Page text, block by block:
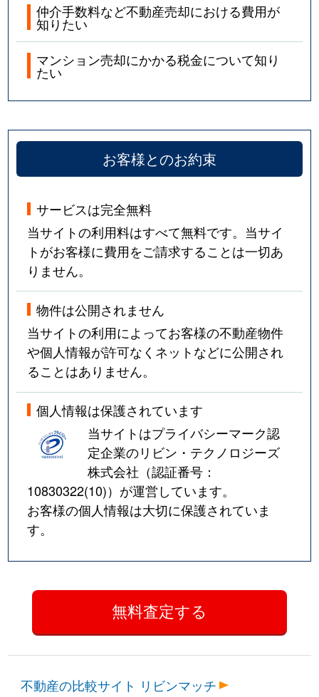
山本西
山本西
2,500万円 中山寺
徒歩9
山本西
2,300万円 山本(兵庫)
徒歩14
山本西
2,200万円 山本(兵庫)
徒歩14
750万円 山本(兵庫)
徒歩9
山本南
1,000万円
弥生町
2,100万円 逆瀬川
徒歩29
弥生町
湯本町
4,900万円
湯本町
4,200万円 宝塚
徒歩4
湯本町
1,400万円
湯本町
6,200万円 宝塚
湯本町
1,500万円 宝塚南口
徒歩5
2,500万円 宝塚南口
仲介手数料など不動産売却における費用が
知りたい
マンション売却にかかる税金について知り
たい
お客様とのお約束
サービスは完全無料
当サイトの利用料はすべて無料です。当サイ
トがお客様に費用をご請求することは一切あ
りません。
物件は公開されません
当サイトの利用によってお客様の不動産物件
や個人情報が許可なくネットなどに公開され
ることはありません。
個人情報は保護されています
当サイトはプライバシーマーク認
定企業のリビン・テクノロジーズ
株式会社（認証番号：
10830322(10)）が運営しています。
お客様の個人情報は大切に保護されていま
す。
不動産の比較サイト リビンマッチ